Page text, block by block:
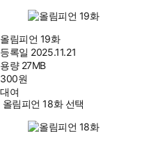
올림피언 19화
등록일 2025.11.21
용량 27MB
300원
대여
올림피언 18화 선택